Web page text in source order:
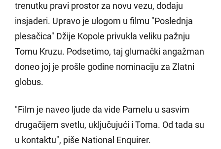
trenutku pravi prostor za novu vezu, dodaju
insjaderi. Upravo je ulogom u filmu "Poslednja
plesačica" Džije Kopole privukla veliku pažnju
Tomu Kruzu. Podsetimo, taj glumački angažman
doneo joj je prošle godine nominaciju za Zlatni
globus.
"Film je naveo ljude da vide Pamelu u sasvim
drugačijem svetlu, uključujući i Toma. Od tada su
u kontaktu", piše National Enquirer.